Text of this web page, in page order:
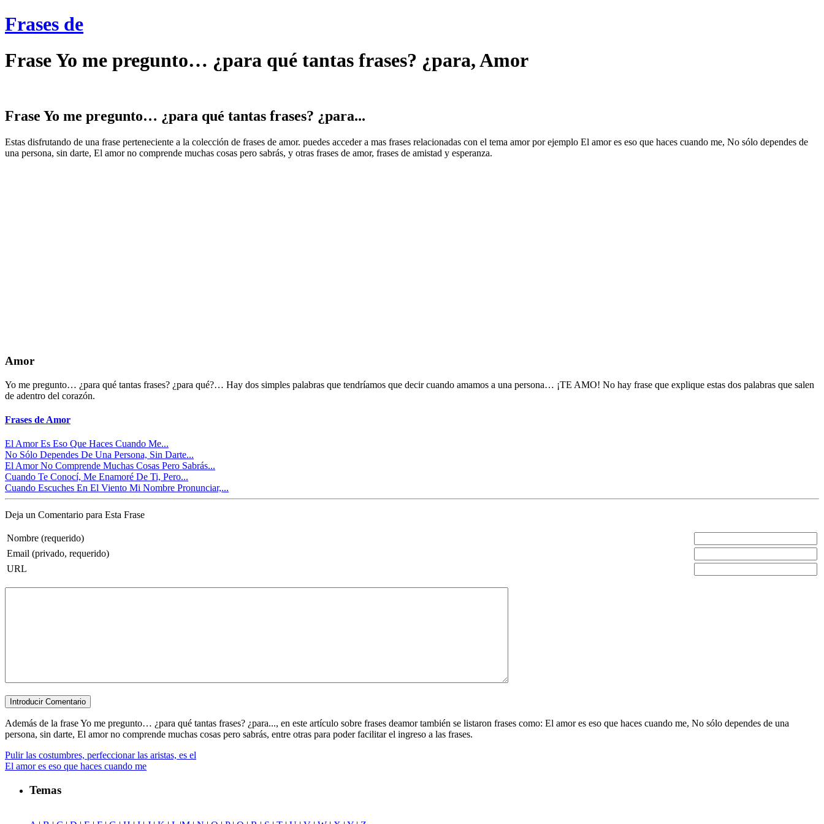
Frases de
Frase Yo me pregunto… ¿para qué tantas frases? ¿para, Amor
Frase Yo me pregunto… ¿para qué tantas frases? ¿para...
Estas disfrutando de una frase perteneciente a la colección de frases de amor. puedes acceder a mas frases relacionadas con el tema amor por ejemplo El amor es eso que haces cuando me, No sólo dependes de
una persona, sin darte, El amor no comprende muchas cosas pero sabrás, y otras frases de amor, frases de amistad y esperanza.
Amor
Yo me pregunto… ¿para qué tantas frases? ¿para qué?… Hay dos simples palabras que tendríamos que decir cuando amamos a una persona… ¡TE AMO! No hay frase que explique estas dos palabras que salen
de adentro del corazón.
Frases de Amor
El Amor Es Eso Que Haces Cuando Me...
No Sólo Dependes De Una Persona, Sin Darte...
El Amor No Comprende Muchas Cosas Pero Sabrás...
Cuando Te Conocí, Me Enamoré De Ti, Pero...
Cuando Escuches En El Viento Mi Nombre Pronunciar,...
Deja un Comentario para Esta Frase
Nombre (requerido)
Email (privado, requerido)
URL
Además de la frase Yo me pregunto… ¿para qué tantas frases? ¿para..., en este artículo sobre frases deamor también se listaron frases como: El amor es eso que haces cuando me, No sólo dependes de una
persona, sin darte, El amor no comprende muchas cosas pero sabrás, entre otras para poder facilitar el ingreso a las frases.
Pulir las costumbres, perfeccionar las aristas, es el
El amor es eso que haces cuando me
Temas